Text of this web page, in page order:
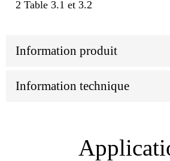
2 Table 3.1 et 3.2
Information produit
Information technique